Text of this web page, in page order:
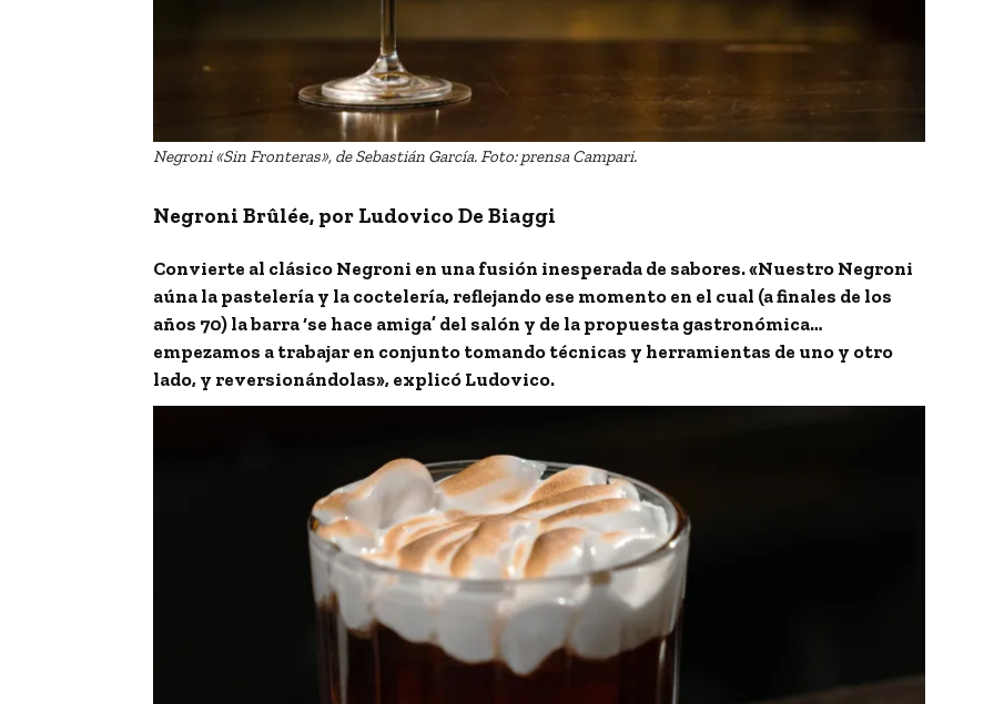
Negroni «Sin Fronteras», de Sebastián García. Foto: prensa Campari.
Negroni Brûlée, por Ludovico De Biaggi
Convierte al clásico Negroni en una fusión inesperada de sabores. «Nuestro Negroni
aúna la pastelería y la coctelería, reflejando ese momento en el cual (a finales de los
años 70) la barra ‘se hace amiga’ del salón y de la propuesta gastronómica…
empezamos a trabajar en conjunto tomando técnicas y herramientas de uno y otro
lado, y reversionándolas», explicó Ludovico.